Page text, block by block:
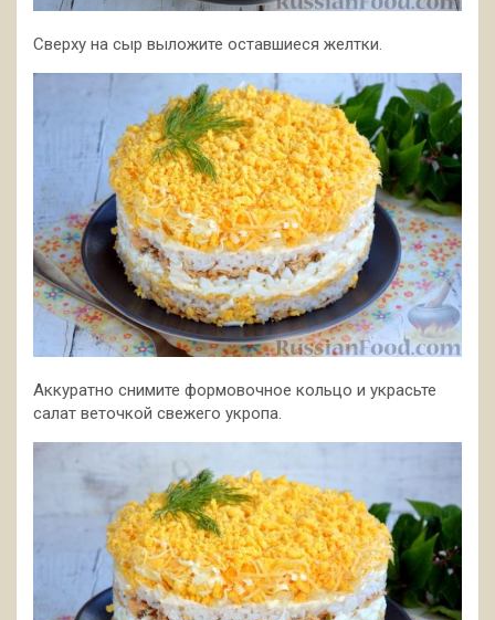
Сверху на сыр выложите оставшиеся желтки.
Аккуратно снимите формовочное кольцо и украсьте
салат веточкой свежего укропа.